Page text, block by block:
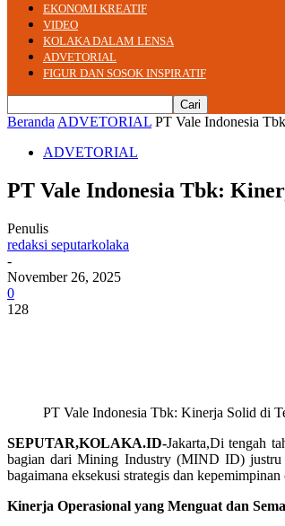
EKONOMI KREATIF
VIDEO
KOLAKA DALAM LENSA
ADVETORIAL
FIGUR DAN SOSOK INSPIRATIF
Beranda ADVETORIAL PT Vale Indonesia
ADVETORIAL
PT Vale Indonesia Tbk:
Penulis
redaksi seputarkolaka
-
November 26, 2025
0
128
PT Vale Indonesia Tbk: Kinerja Solid di
SEPUTAR,KOLAKA.ID-Jakarta,Di tengah
bagian dari Mining Industry (MIND ID) justru
bagaimana eksekusi strategis dan
Kinerja Operasional yang Menguat dan